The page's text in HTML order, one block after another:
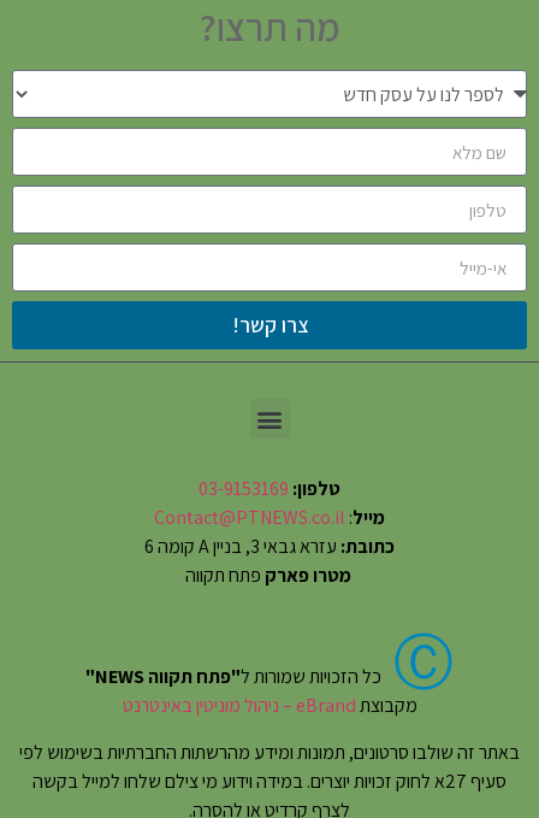
מה תרצו?
צרו קשר!
טלפון: 03-9153169
מייל:
Contact@PTNEWS.co.il
כתובת: עזרא גבאי 3, בניין A קומה 6
מטרו פארק פתח תקווה
Ⓒ כל הזכויות שמורות ל"פתח תקווה NEWS"
מקבוצתeBrand – ניהול מוניטין באינטרנט
באתר זה שולבו סרטונים, תמונות ומידע מהרשתות החברתיות בשימוש לפי
סעיף 27א לחוק זכויות יוצרים. במידה וידוע מי צילם שלחו למייל בקשה
לצרף קרדיט או להסרה.